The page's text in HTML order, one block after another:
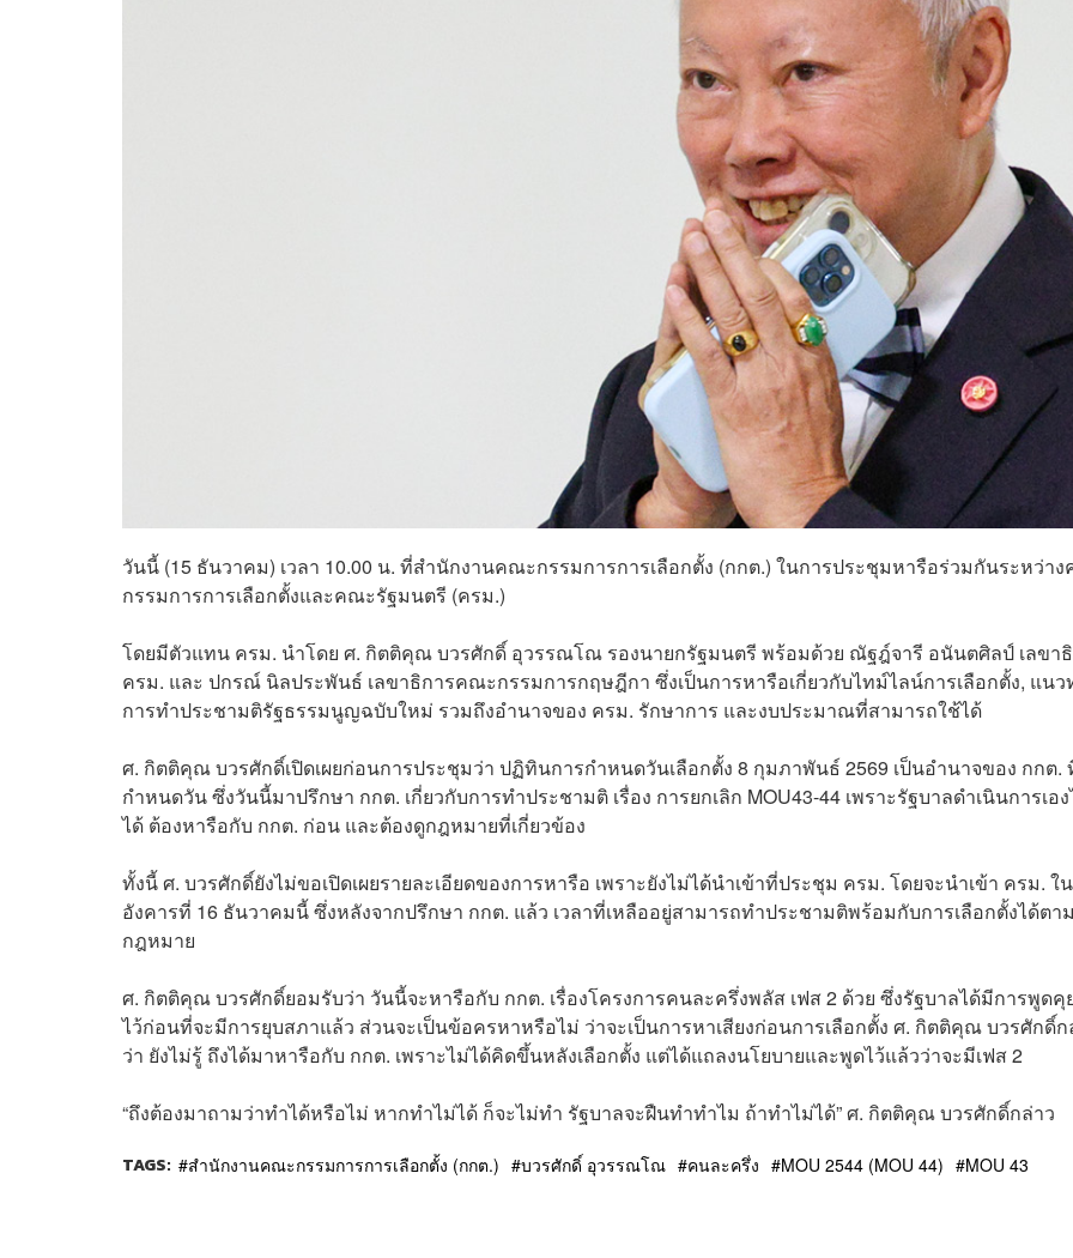
วันนี้ (15 ธันวาคม) เวลา 10.00 น. ที่สำนักงานคณะกรรมการการเลือกตั้ง (กกต.) ในการประชุมหารือร่วมกันระหว่า
กรรมการการเลือกตั้งและคณะรัฐมนตรี (ครม.)
โดยมีตัวแทน ครม. นำโดย ศ. กิตติคุณ บวรศักดิ์ อุวรรณโณ รองนายกรัฐมนตรี พร้อมด้วย ณัฐฎ์จารี อนันตศิลป์ เลขา
ครม. และ ปกรณ์ นิลประพันธ์ เลขาธิการคณะกรรมการกฤษฎีกา ซึ่งเป็นการหารือเกี่ยวกับไทม์ไลน์การเลือกตั้ง, แนว
การทำประชามติรัฐธรรมนูญฉบับใหม่ รวมถึงอำนาจของ ครม. รักษาการ และงบประมาณที่สามารถใช้ได้
ศ. กิตติคุณ บวรศักดิ์เปิดเผยก่อนการประชุมว่า ปฏิทินการกำหนดวันเลือกตั้ง 8 กุมภาพันธ์ 2569 เป็นอำนาจของ กกต.
กำหนดวัน ซึ่งวันนี้มาปรึกษา กกต. เกี่ยวกับการทำประชามติ เรื่อง การยกเลิก MOU43-44 เพราะรัฐบาลดำเนินการเอ
ได้ ต้องหารือกับ กกต. ก่อน และต้องดูกฎหมายที่เกี่ยวข้อง
ทั้งนี้ ศ. บวรศักดิ์ยังไม่ขอเปิดเผยรายละเอียดของการหารือ เพราะยังไม่ได้นำเข้าที่ประชุม ครม. โดยจะนำเข้า ครม. ใ
อังคารที่ 16 ธันวาคมนี้ ซึ่งหลังจากปรึกษา กกต. แล้ว เวลาที่เหลืออยู่สามารถทำประชามติพร้อมกับการเลือกตั้งได้ตา
กฎหมาย
ศ. กิตติคุณ บวรศักดิ์ยอมรับว่า วันนี้จะหารือกับ กกต. เรื่องโครงการคนละครึ่งพลัส เฟส 2 ด้วย ซึ่งรัฐบาลได้มีการพูดคุ
ไว้ก่อนที่จะมีการยุบสภาแล้ว ส่วนจะเป็นข้อครหาหรือไม่ ว่าจะเป็นการหาเสียงก่อนการเลือกตั้ง ศ. กิตติคุณ บวรศักดิ์ก
ว่า ยังไม่รู้ ถึงได้มาหารือกับ กกต. เพราะไม่ได้คิดขึ้นหลังเลือกตั้ง แต่ได้แถลงนโยบายและพูดไว้แล้วว่าจะมีเฟส 2
“ถึงต้องมาถามว่าทำได้หรือไม่ หากทำไม่ได้ ก็จะไม่ทำ รัฐบาลจะฝืนทำทำไม ถ้าทำไม่ได้” ศ. กิตติคุณ บวรศักดิ์กล่าว
TAGS: สำนักงานคณะกรรมการการเลือกตั้ง (กกต.) บวรศักดิ์ อุวรรณโณ คนละครึ่ง MOU 2544 (MOU 44) MOU 43